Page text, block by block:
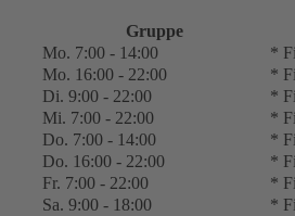
Gruppe
Mo. 7:00 - 14:00
*
Mo. 16:00 - 22:00
*
Di. 9:00 - 22:00
*
Mi. 7:00 - 22:00
*
Do. 7:00 - 14:00
*
Do. 16:00 - 22:00
*
Fr. 7:00 - 22:00
*
Sa. 9:00 - 18:00
*